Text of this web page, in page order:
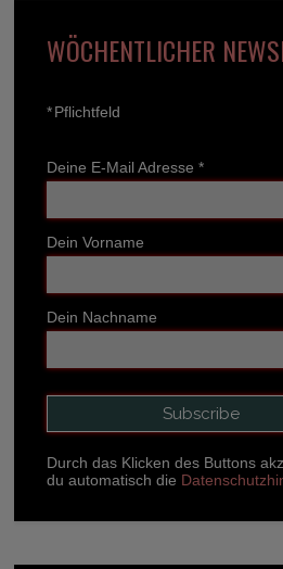
WÖCHENTLICHER
*Pflichtfeld
Deine E-Mail Adresse *
Dein Vorname
Dein Nachname
Durch das Klicken des Buttons
du automatisch die